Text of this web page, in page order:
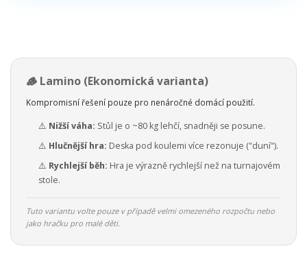
🪵 Lamino (Ekonomická varianta)
Kompromisní řešení pouze pro nenáročné domácí použití.
⚠️ Nižší váha: Stůl je o ~80 kg lehčí, snadněji se posune.
⚠️ Hlučnější hra: Deska pod koulemi více rezonuje ("duní").
⚠️ Rychlejší běh: Hra je výrazně rychlejší než na turnajovém
stole.
Tuto variantu volte pouze v případě velmi omezeného rozpočtu nebo
jako hračku pro malé děti.